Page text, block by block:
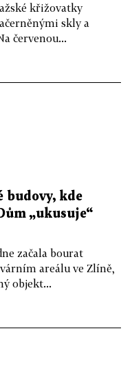
křižovatky
skly a
červenou...
budovy, kde
„ukusuje“
začala bourat
areálu ve Zlíně,
objekt...